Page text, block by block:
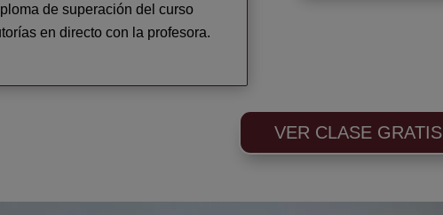
de superación del curso
en directo con la profesora.
VER CLASE GRATIS